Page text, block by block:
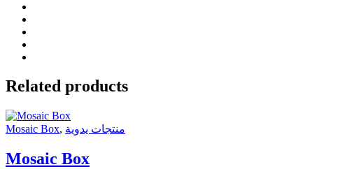
Related products
Mosaic Box, منتجات يدوية
Mosaic Box